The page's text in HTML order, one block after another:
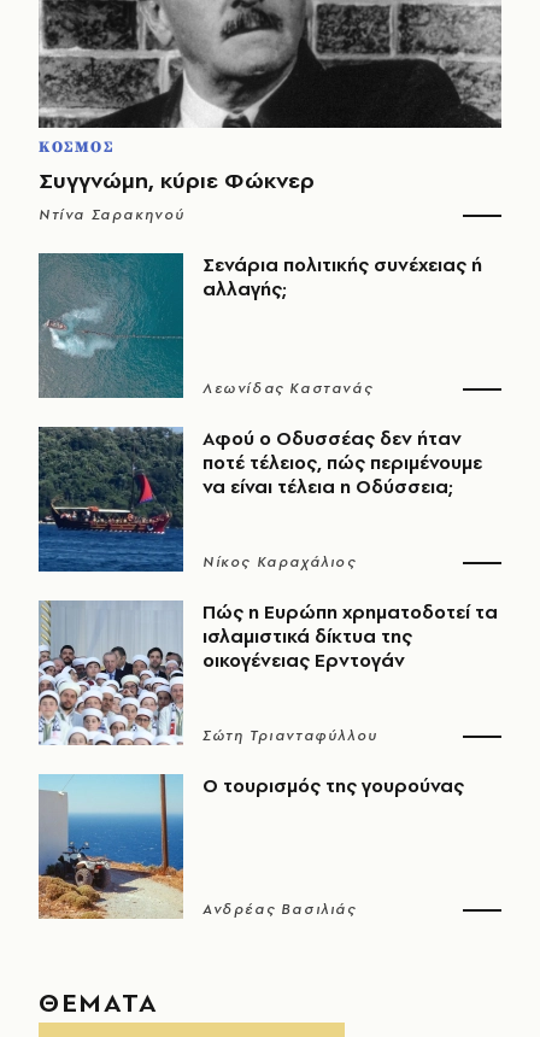
ΚΟΣΜΟΣ
Συγγνώμη, κύριε Φώκνερ
Ντίνα Σαρακηνού
Σενάρια πολιτικής συνέχειας ή
αλλαγής;
Λεωνίδας Καστανάς
Αφού ο Οδυσσέας δεν ήταν
ποτέ τέλειος, πώς περιμένουμε
να είναι τέλεια η Οδύσσεια;
Νίκος Καραχάλιος
Πώς η Ευρώπη χρηματοδοτεί τα
ισλαμιστικά δίκτυα της
οικογένειας Ερντογάν
Σώτη Τριανταφύλλου
Ο τουρισμός της γουρούνας
Ανδρέας Βασιλιάς
ΘΕΜΑΤΑ